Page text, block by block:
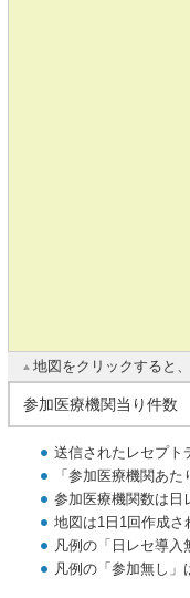
地図をクリックすると
参加医療機関当り件数
送信されたレセプト
「参加医療機関あ
参加医療機関数は日
地図は1日1回作成さ
凡例の「日レセ導入
凡例の「参加無し」